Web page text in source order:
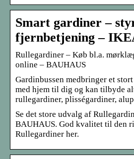
Smart gardiner –
fjernbetjening –
Rullegardiner – Køb bl.a.
online – BAUHAUS
Gardinbussen medbringer et
med hjem til dig og kan tilbyde
rullegardiner, plisségardiner,
Se det store udvalg af
BAUHAUS. God kvalitet til den
Rullegardiner her.